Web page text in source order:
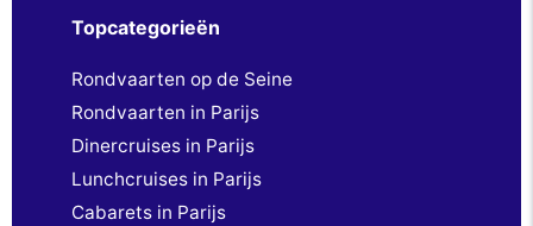
Topcategorieën
Rondvaarten op de Seine
Rondvaarten in Parijs
Dinercruises in Parijs
Lunchcruises in Parijs
Cabarets in Parijs